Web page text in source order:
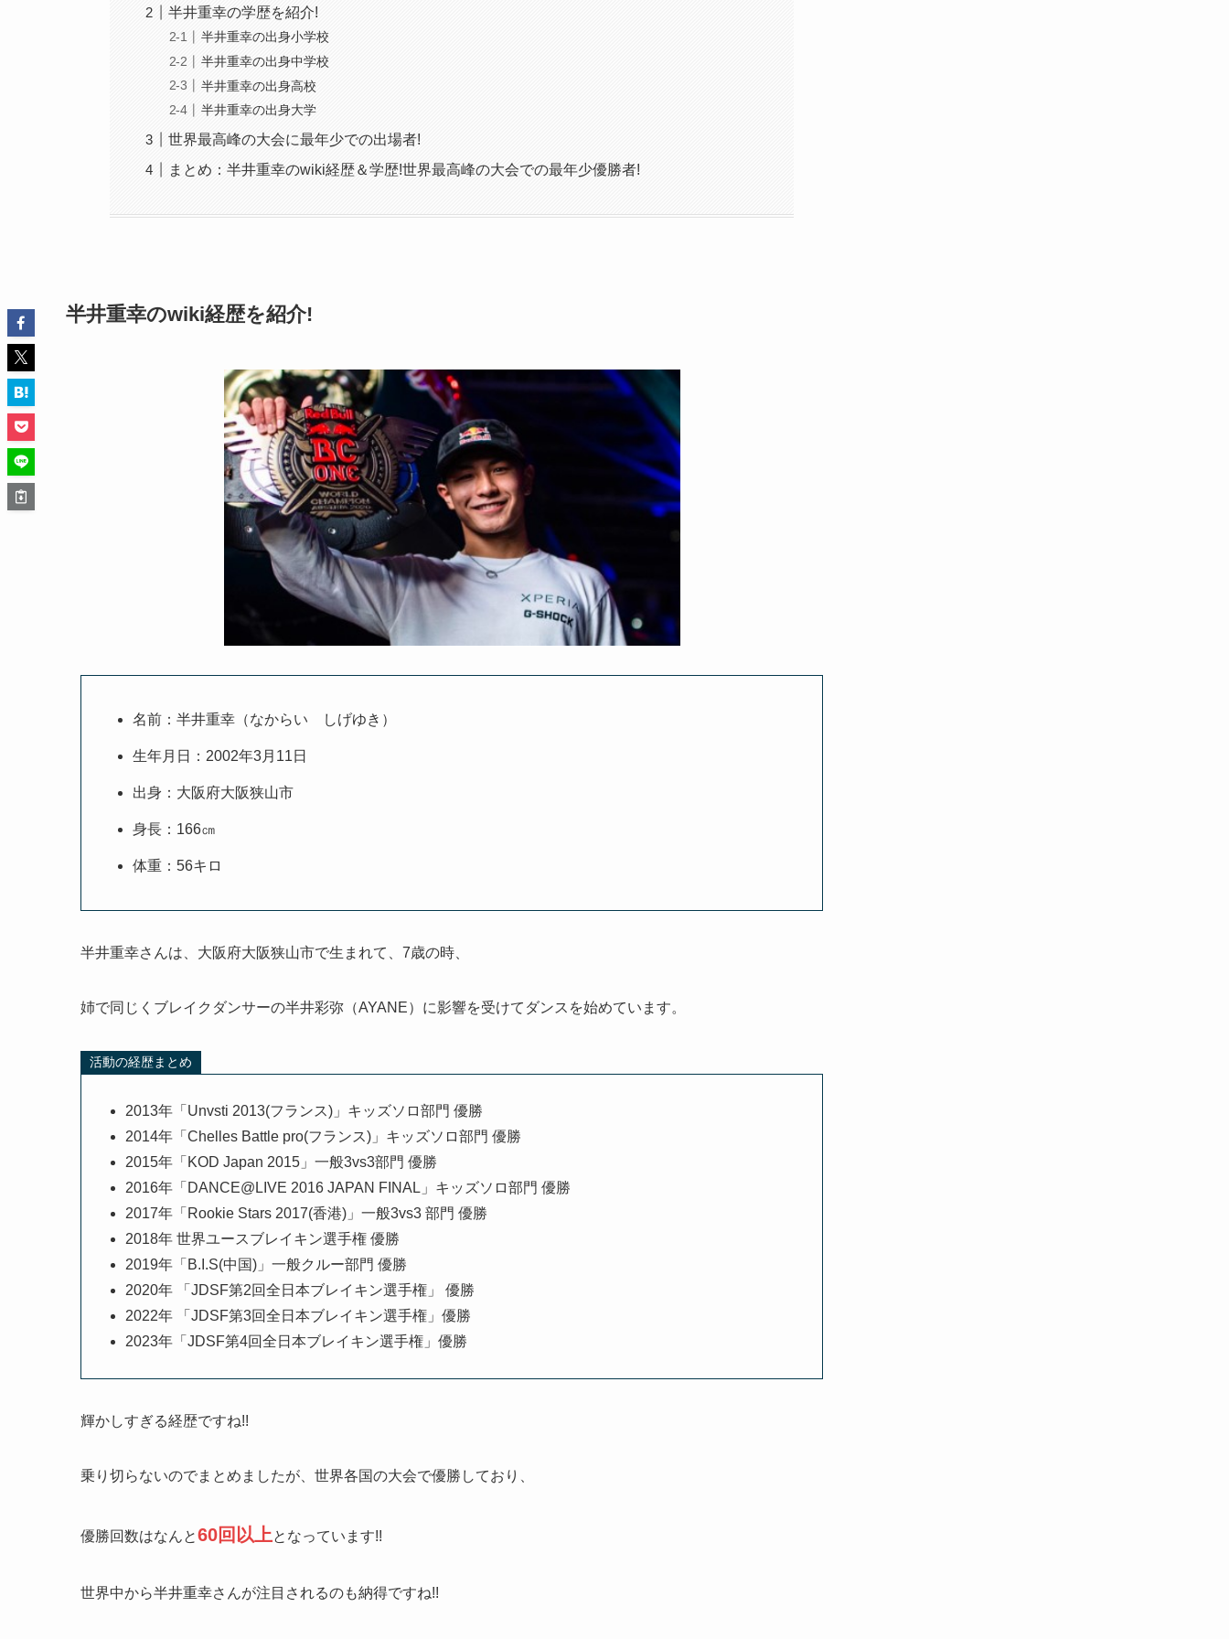
半井重幸の学歴を紹介!
半井重幸の出身小学校
半井重幸の出身中学校
半井重幸の出身高校
半井重幸の出身大学
世界最高峰の大会に最年少での出場者!
まとめ：半井重幸のwiki経歴＆学歴!世界最高峰の大会での最年少優勝者!
半井重幸のwiki経歴を紹介!
名前：半井重幸（なからい しげゆき）
生年月日：2002年3月11日
出身：大阪府大阪狭山市
身長：166㎝
体重：56キロ
半井重幸さんは、大阪府大阪狭山市で生まれて、7歳の時、
姉で同じくブレイクダンサーの半井彩弥（AYANE）に影響を受けてダンスを始めています。
活動の経歴まとめ
2013年「Unvsti 2013(フランス)」キッズソロ部門 優勝
2014年「Chelles Battle pro(フランス)」キッズソロ部門 優勝
2015年「KOD Japan 2015」一般3vs3部門 優勝
2016年「DANCE@LIVE 2016 JAPAN FINAL」キッズソロ部門 優勝
2017年「Rookie Stars 2017(香港)」一般3vs3 部門 優勝
2018年 世界ユースブレイキン選手権 優勝
2019年「B.I.S(中国)」一般クルー部門 優勝
2020年 「JDSF第2回全日本ブレイキン選手権」 優勝
2022年 「JDSF第3回全日本ブレイキン選手権」優勝
2023年「JDSF第4回全日本ブレイキン選手権」優勝
輝かしすぎる経歴ですね!!
乗り切らないのでまとめましたが、世界各国の大会で優勝しており、
優勝回数はなんと60回以上となっています!!
世界中から半井重幸さんが注目されるのも納得ですね!!